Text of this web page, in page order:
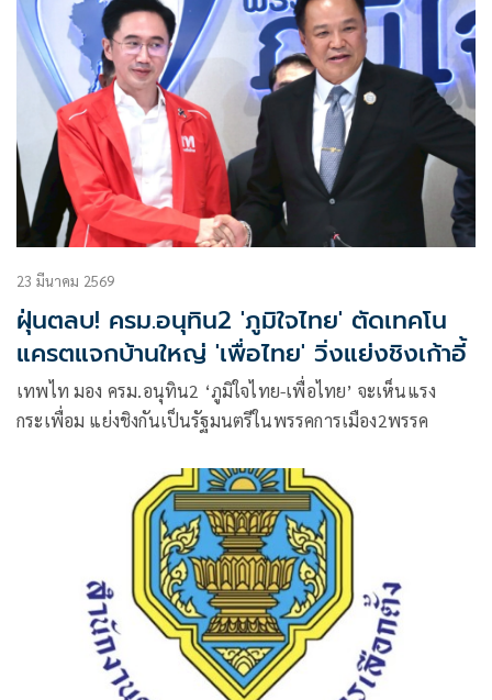
23 มีนาคม 2569
ฝุ่นตลบ! ครม.อนุทิน2 'ภูมิใจไทย' ตัดเทคโน
แครตแจกบ้านใหญ่ 'เพื่อไทย' วิ่งแย่งชิงเก้าอี้
เทพไท มอง ครม.อนุทิน2 ‘ภูมิใจไทย-เพื่อไทย’ จะเห็นแรง
กระเพื่อม แย่งชิงกันเป็นรัฐมนตรีในพรรคการเมือง2พรรค